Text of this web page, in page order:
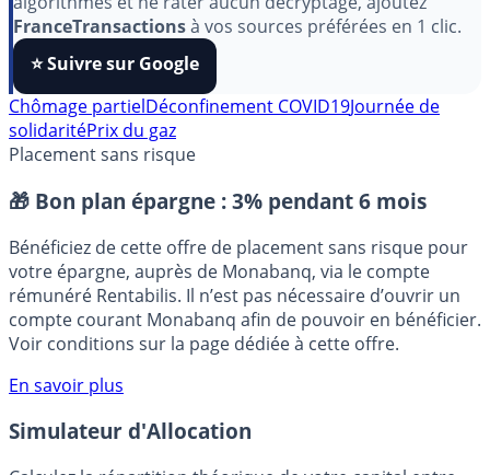
Pour soutenir le travail de notre équipe face aux
algorithmes et ne rater aucun décryptage, ajoutez
FranceTransactionsà vos sources préférées en 1 clic.
⭐️ Suivre sur Google
Chômage partielDéconfinement COVID19
Placement sans risque
🎁 Bon plan épargne : 3% pendant 6 mois
Bénéficiez de cette offre de placement sans risque pour
votre épargne, auprès de Monabanq, via le compte
rémunéré Rentabilis. Il n’est pas nécessaire d’ouvrir un
compte courant Monabanq afin de pouvoir en bénéficier.
Voir conditions sur la page dédiée à cette offre.
En savoir plus